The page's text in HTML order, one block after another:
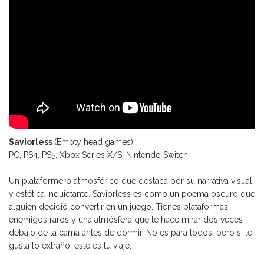
Saviorless (Empty head games)
PC, PS4, PS5, Xbox Series X/S, Nintendo Switch
Un plataformero atmosférico que destaca por su narrativa visual
y estética inquietante. Saviorless es como un poema oscuro que
alguien decidió convertir en un juego. Tienes plataformas,
enemigos raros y una atmósfera que te hace mirar dos veces
debajo de la cama antes de dormir. No es para todos, pero si te
gusta lo extraño, este es tu viaje.